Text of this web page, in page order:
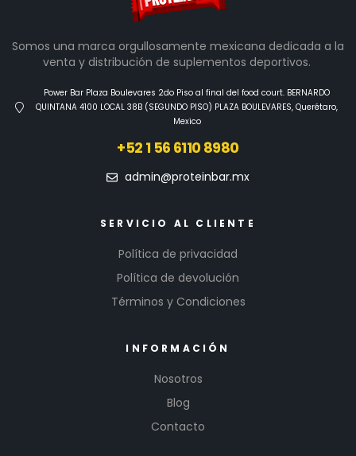
Somos una marca orgullosamente mexicana dedicada a la
venta y distribución de suplementos deportivos.
Power Bar Plaza Boulevares 2do Piso al final del food court. BERNARDO
QUINTANA 4100 LOCAL 38B (SEGUNDO PISO) PLAZA BOULEVARES, Querétaro,
Mexico
+52 1 56 6110 8980
admin@proteinbar.mx
SERVICIO AL CLIENTE
Política de privacidad
Política de devolución
Términos y Condiciones
INFORMACIÓN
Nosotros
Blog
Contacto